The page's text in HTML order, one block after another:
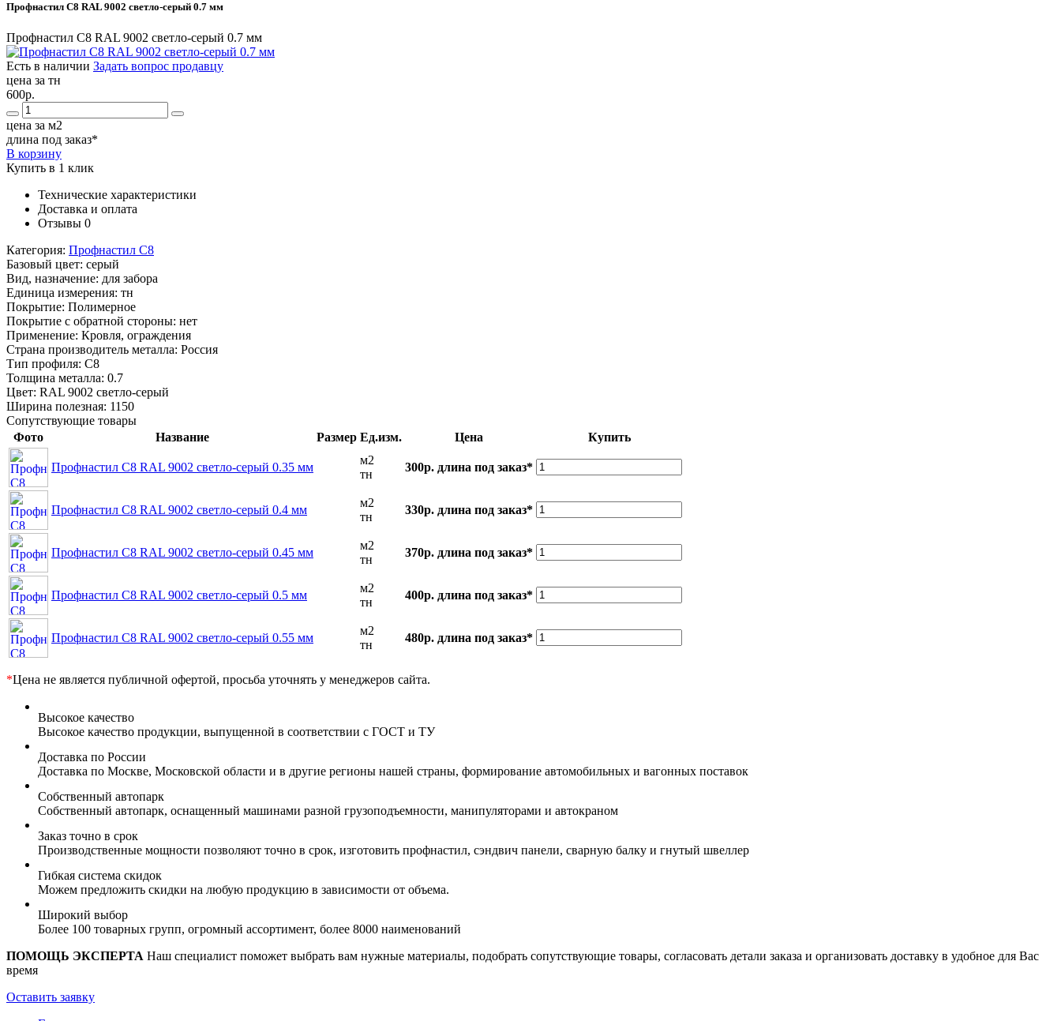
Профнастил С8 RAL 9002 светло-серый 0.7 мм
Профнастил С8 RAL 9002 светло-серый 0.7 мм
Есть в наличии Задать вопрос продавцу
цена за тн
600р.
цена за м2
длина под заказ*
В корзину
Купить в 1 клик
Технические характеристики
Доставка и оплата
Отзывы 0
Категория: Профнастил С8
Базовый цвет: серый
Вид, назначение: для забора
Единица измерения: тн
Покрытие: Полимерное
Покрытие с обратной стороны: нет
Применение: Кровля, ограждения
Страна производитель металла: Россия
Тип профиля: С8
Толщина металла: 0.7
Цвет: RAL 9002 светло-серый
Ширина полезная: 1150
Сопутствующие товары
Фото
Название Размер Ед.изм. Цена Купить
Профнастил С8 RAL 9002 светло-серый 0.35 мм
м2
тн
300р. длина под заказ*
Профнастил С8 RAL 9002 светло-серый 0.4 мм
м2
тн
330р. длина под заказ*
Профнастил С8 RAL 9002 светло-серый 0.45 мм
м2
тн
370р. длина под заказ*
Профнастил С8 RAL 9002 светло-серый 0.5 мм
м2
тн
400р. длина под заказ*
Профнастил С8 RAL 9002 светло-серый 0.55 мм
м2
тн
480р. длина под заказ*
*Цена не является публичной офертой, просьба уточнять у менеджеров сайта.
Высокое качество
Высокое качество продукции, выпущенной в соответствии с ГОСТ и ТУ
Доставка по России
Доставка по Москве, Московской области и в другие регионы нашей страны, формирование автомобильных и вагонных поставок
Собственный автопарк
Собственный автопарк, оснащенный машинами разной грузоподъемности, манипуляторами и автокраном
Заказ точно в срок
Производственные мощности позволяют точно в срок, изготовить профнастил, сэндвич панели, сварную балку и гнутый швеллер
Гибкая система скидок
Можем предложить скидки на любую продукцию в зависимости от объема.
Широкий выбор
Более 100 товарных групп, огромный ассортимент, более 8000 наименований
ПОМОЩЬ ЭКСПЕРТА Наш специалист поможет выбрать вам нужные материалы, подобрать сопутствующие товары, согласовать детали заказа и организовать доставку в удобное для Вас
время
Оставить заявку